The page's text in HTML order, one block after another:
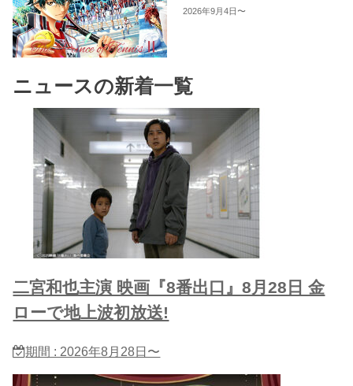
2026年9月4日〜
ニュースの新着一覧
二宮和也主演 映画『8番出口』8月28日 金
ローで地上波初放送!
期間 : 2026年8月28日〜